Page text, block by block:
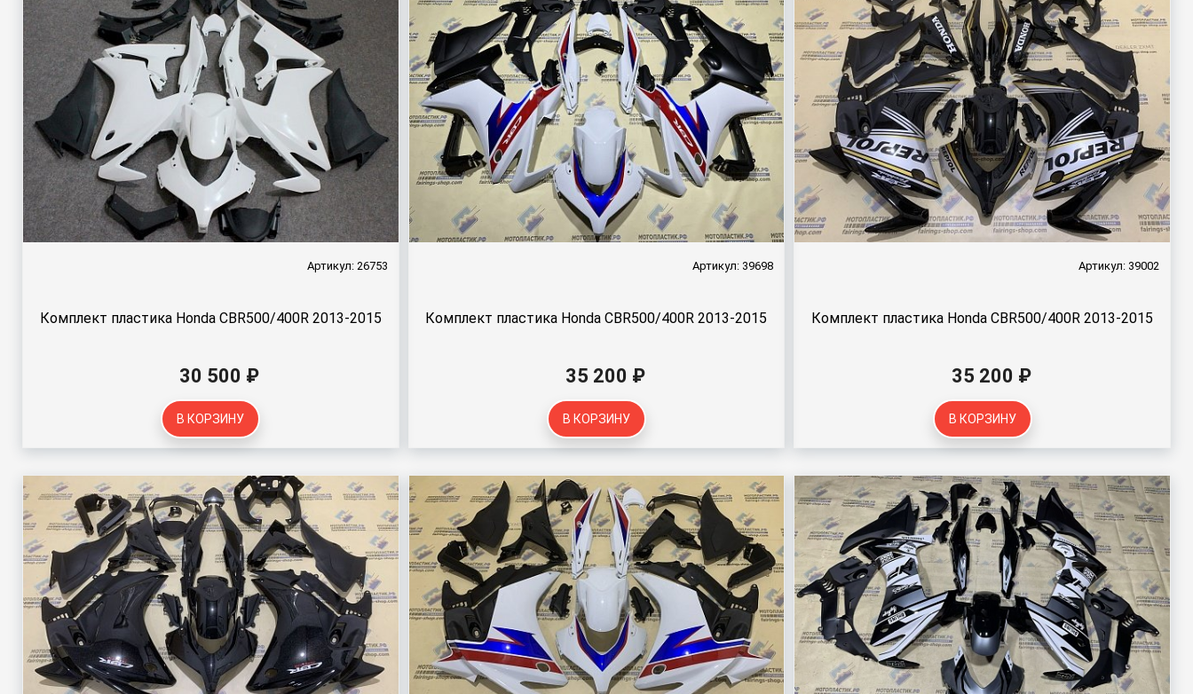
Артикул: 26753
Комплект пластика Honda CBR500/400R 2013-2015
30 500 ₽
В КОРЗИНУ
Артикул: 39698
Комплект пластика Honda CBR500/400R 2013-2015
35 200 ₽
В КОРЗИНУ
Артикул: 39002
Комплект пластика Honda CBR500/400R 2013-2015
35 200 ₽
В КОРЗИНУ